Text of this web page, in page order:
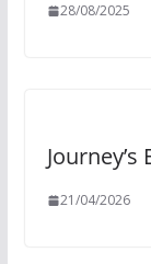
28/08/2025
21/04/2026